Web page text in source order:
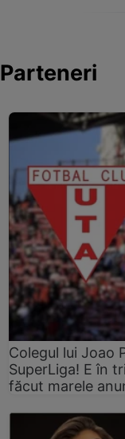
Parteneri
Colegul lui Joao
SuperLiga! E în
făcut marele